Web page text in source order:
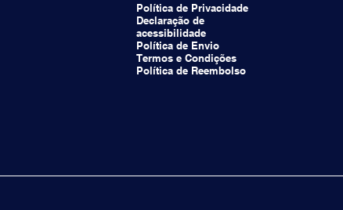
Política de Privacidade
Declaração de
acessibilidade
Política de Envio
Termos e Condições
Política de Reembolso